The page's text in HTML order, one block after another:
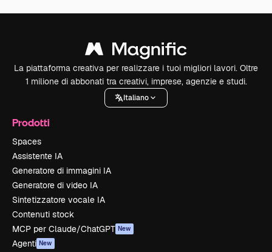
La piattaforma creativa per realizzare i tuoi migliori lavori. Oltre
1 milione di abbonati tra creativi, imprese, agenzie e studi.
Italiano
Prodotti
Spaces
Assistente IA
Generatore di immagini IA
Generatore di video IA
Sintetizzatore vocale IA
Contenuti stock
MCP per Claude/ChatGPT New
Agenti New